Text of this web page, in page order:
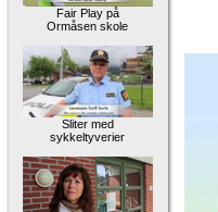
Fair Play på
Ormåsen skole
Sliter med
sykkeltyverier